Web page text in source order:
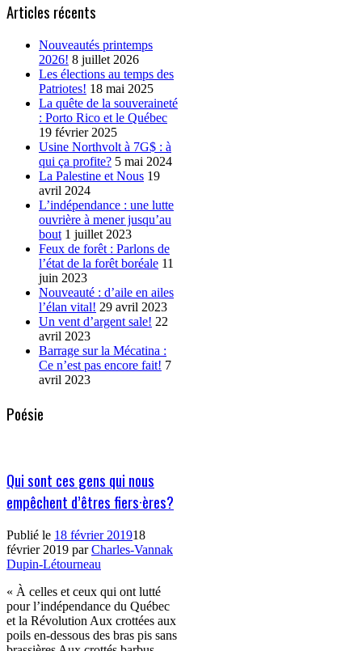
Articles récents
Nouveautés printemps
2026! 8 juillet 2026
Les élections au temps des
Patriotes! 18 mai 2025
La quête de la souveraineté
: Porto Rico et le Québec
19 février 2025
Usine Northvolt à 7G$ : à
qui ça profite? 5 mai 2024
La Palestine et Nous 19
avril 2024
L’indépendance : une lutte
ouvrière à mener jusqu’au
bout 1 juillet 2023
Feux de forêt : Parlons de
l’état de la forêt boréale 11
juin 2023
Nouveauté : d’aile en ailes
l’élan vital! 29 avril 2023
Un vent d’argent sale! 22
avril 2023
Barrage sur la Mécatina :
Ce n’est pas encore fait! 7
avril 2023
Poésie
Qui sont ces gens qui nous
empêchent d’êtres fiers·ères?
Publié le 18 février 201918
février 2019 parCharles-Vannak
Dupin-Létourneau
« À celles et ceux qui ont lutté
pour l’indépendance du Québec
et la Révolution Aux crottées aux
poils en-dessous des bras pis sans